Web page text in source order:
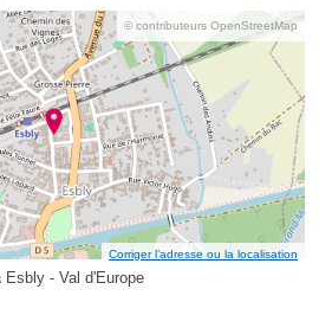
© contributeurs OpenStreetMap
Corriger l’adresse ou la localisation
- Val d'Europe